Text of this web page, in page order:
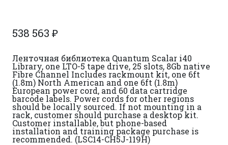
538 563 ₽
Ленточная библиотека Quantum Scalar i40
Library, one LTO-5 tape drive, 25 slots, 8Gb native
Fibre Channel Includes rackmount kit, one 6ft
(1.8m) North American and one 6ft (1.8m)
European power cord, and 60 data cartridge
barcode labels. Power cords for other regions
should be locally sourced. If not mounting in a
rack, customer should purchase a desktop kit.
Customer installable, but phone-based
installation and training package purchase is
recommended. (LSC14-CH5J-119H)